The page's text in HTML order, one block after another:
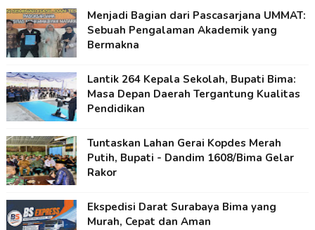
Menjadi Bagian dari Pascasarjana UMMAT:
Sebuah Pengalaman Akademik yang
Bermakna
Lantik 264 Kepala Sekolah, Bupati Bima:
Masa Depan Daerah Tergantung Kualitas
Pendidikan
Tuntaskan Lahan Gerai Kopdes Merah
Putih, Bupati - Dandim 1608/Bima Gelar
Rakor
Ekspedisi Darat Surabaya Bima yang
Murah, Cepat dan Aman